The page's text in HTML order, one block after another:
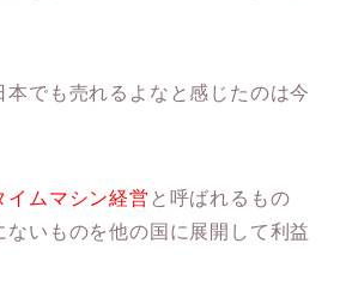
本でも売れるよなと感じたのは今
イムマシン経営 と呼ばれるもの
ないものを他の国に展開して利益